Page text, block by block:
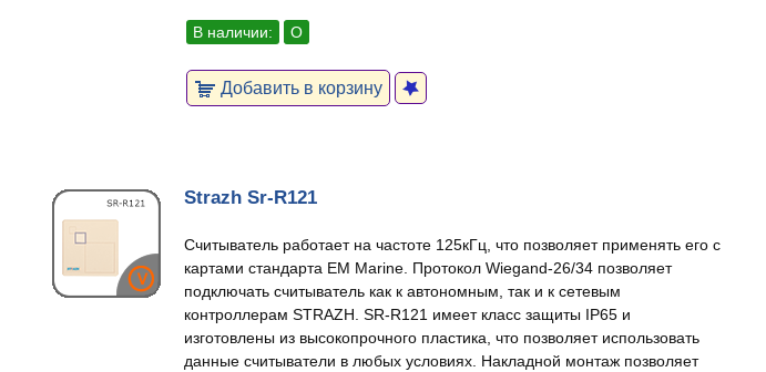
В наличии: О
Добавить в корзину
Strazh Sr-R121
Считыватель работает на частоте 125кГц, что позволяет применять его с
картами стандарта EM Marine. Протокол Wiegand-26/34 позволяет
подключать считыватель как к автономным, так и к сетевым
контроллерам STRAZH. SR-R121 имеет класс защиты IP65 и
изготовлены из высокопрочного пластика, что позволяет использовать
данные считыватели в любых условиях. Накладной монтаж позволяет